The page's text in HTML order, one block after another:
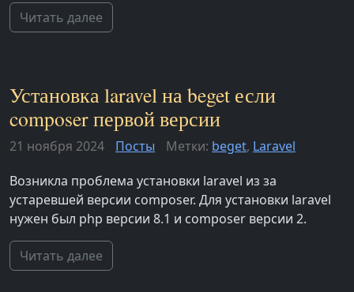
Читать далее
Установка laravel на beget если
composer первой версии
21 ноября 2024 Посты Метки: beget, Laravel
Возникла проблема установки laravel из за
устаревшей версии composer. Для установки laravel
нужен был php версии 8.1 и composer версии 2.
Читать далее